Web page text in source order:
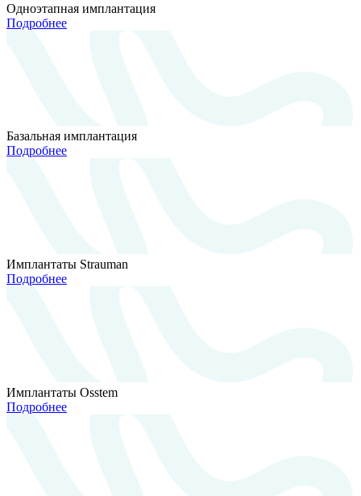
Одноэтапная имплантация
Подробнее
Базальная имплантация
Подробнее
Имплантаты Strauman
Подробнее
Имплантаты Osstem
Подробнее